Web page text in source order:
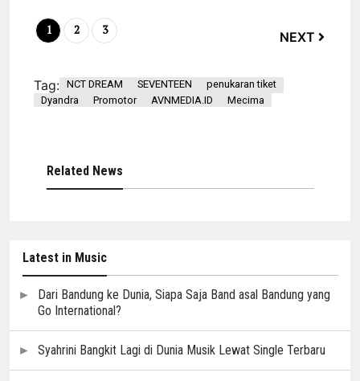
Latest in Music
Dari Bandung ke Dunia, Siapa Saja Band asal Bandung yang
Go International?
Syahrini Bangkit Lagi di Dunia Musik Lewat Single Terbaru
1 2 3 NEXT
Tag: NCT DREAM SEVENTEEN
penukaran tiket
Dyandra
Promotor AVNMEDIA.ID Mecima
Related News